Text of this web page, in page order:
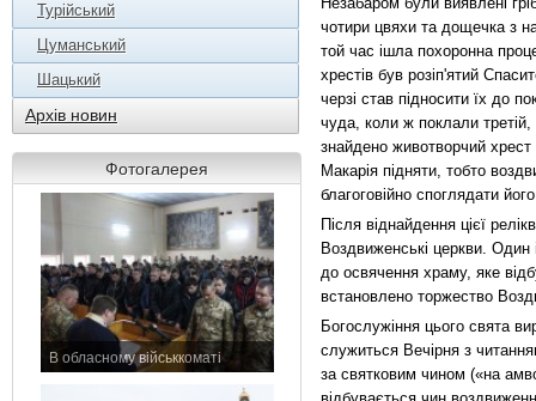
Турійський
Цуманський
Шацький
Архів новин
Фотогалерея
В обласному військкоматі
чотири цвяхи та дощечка з
той час ішла похоронна
хрестів був розіп'ятий
черзі став підносити їх до
чуда, коли ж поклали
знайдено животворчий
Макарія підняти, тобто
благоговійно споглядати
Після віднайдення цієї
Воздвиженські церкви.
до освячення храму, яке
встановлено торжество
Богослужіння цього свята
служиться Вечірня з
за святковим чином («на